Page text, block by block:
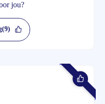
jou?
(9)